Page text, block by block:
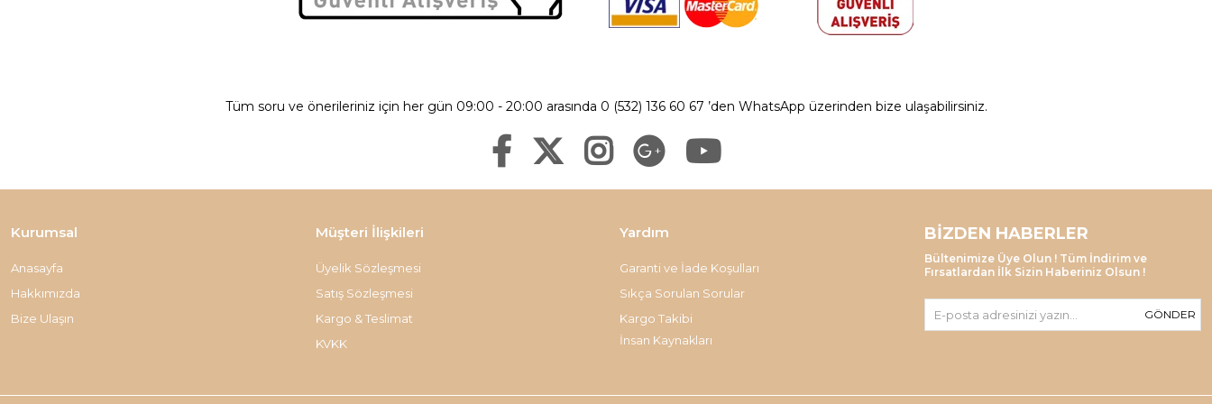
Tüm soru ve önerileriniz için her gün 09:00 - 20:00 arasında 0 (532) 136 60 67 ’den WhatsApp üzerinden bize ulaşabilirsiniz.
Kurumsal
Anasayfa
Hakkımızda
Bize Ulaşın
Müşteri İlişkileri
Üyelik Sözleşmesi
Satış Sözleşmesi
Kargo & Teslimat
KVKK
Yardım
Garanti ve İade Koşulları
Sıkça Sorulan Sorular
Kargo Takibi
İnsan Kaynakları
BIZDEN HABERLER
Bültenimize Üye Olun ! Tüm İndirim ve
Fırsatlardan İlk Sizin Haberiniz Olsun !
GÖNDER